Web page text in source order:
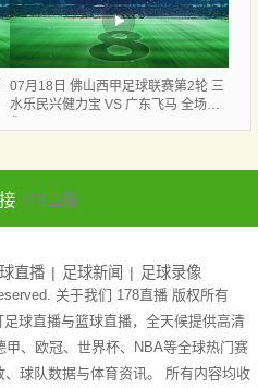
07月18日 佛山西甲足球联赛第2轮 三
水乐民兴健力宝 VS 广东飞马 全场录
178直播
直播 足球新闻 足球录像
关于我们 178直播 版权所有
球直播与篮球直播，全天候提供高清
、欧冠、世界杯、NBA等全球热门赛
球队数据与体育资讯。 所有内容均收